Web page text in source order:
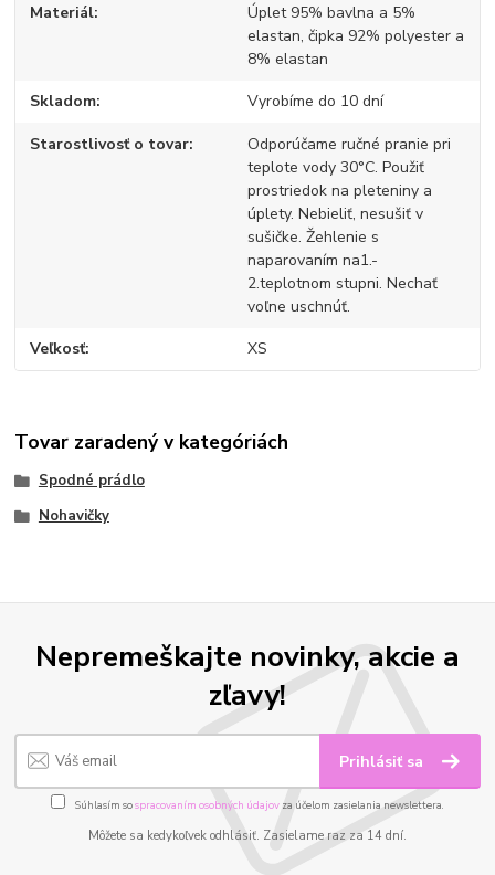
Materiál
Úplet 95% bavlna a 5%
elastan, čipka 92% polyester a
8% elastan
Skladom Vyrobíme do 10 dní
Starostlivosť o tovar
Odporúčame ručné pranie pri
teplote vody 30°C. Použiť
prostriedok na pleteniny a
úplety. Nebieliť, nesušiť v
sušičke. Žehlenie s
naparovaním na1.-
2.teplotnom stupni. Nechať
voľne uschnúť.
Veľkosť XS
Tovar zaradený v kategóriách
Spodné prádlo
Nohavičky
Nepremeškajte novinky, akcie a
zľavy!
Prihlásiť sa
Súhlasím sospracovaním osobných údajov za účelom zasielania newslettera.
Môžete sa kedykoľvek odhlásiť. Zasielame raz za 14 dní.